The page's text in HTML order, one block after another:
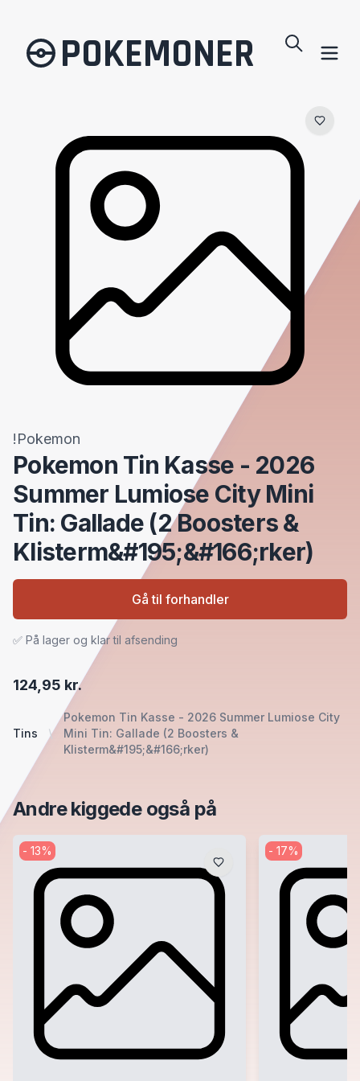
POKEMONER
!Pokemon
Pokemon Tin Kasse - 2026
Summer Lumiose City Mini
Tin: Gallade (2 Boosters &
Klisterm&#195;&#166;rker)
Tins
Pokemon Tin Kasse - 2026 Summer Lumiose City
Mini Tin: Gallade (2 Boosters &
Klisterm&#195;&#166;rker)
124,95 kr.
✅ På lager og klar til afsending
Gå til forhandler
Andre kiggede også på
- 13% - 17%